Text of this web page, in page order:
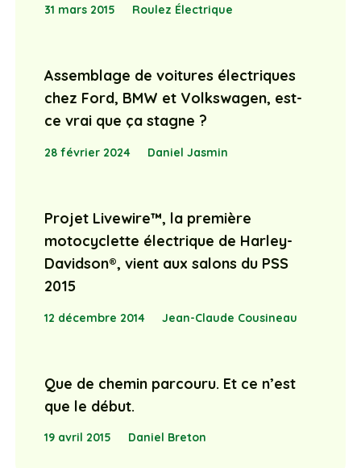
31 mars 2015 Roulez Électrique
Assemblage de voitures électriques
chez Ford, BMW et Volkswagen, est-
ce vrai que ça stagne ?
28 février 2024 Daniel Jasmin
Projet Livewire™, la première
motocyclette électrique de Harley-
Davidson®, vient aux salons du PSS
2015
12 décembre 2014 Jean-Claude Cousineau
Que de chemin parcouru. Et ce n’est
que le début.
19 avril 2015 Daniel Breton